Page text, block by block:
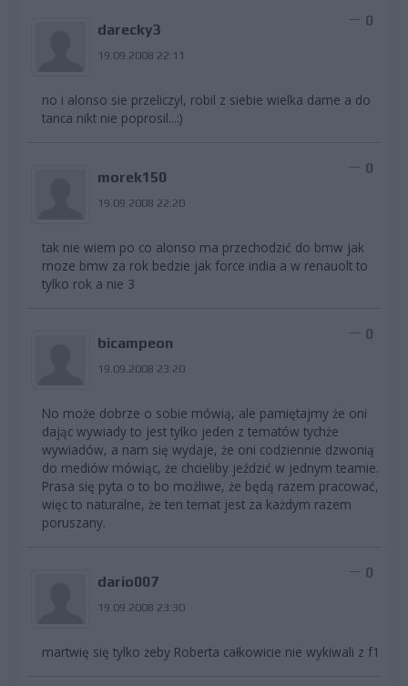
darecky3
19.09.2008 22:11
0
no i alonso sie przeliczyl, robil z siebie wielka dame a do
tanca nikt nie poprosil...:)
morek150
19.09.2008 22:20
0
tak nie wiem po co alonso ma przechodzić do bmw jak
moze bmw za rok bedzie jak force india a w renauolt to
tylko rok a nie 3
bicampeon
19.09.2008 23:20
0
No może dobrze o sobie mówią, ale pamiętajmy że oni
dając wywiady to jest tylko jeden z tematów tychże
wywiadów, a nam się wydaje, że oni codziennie dzwonią
do mediów mówiąc, że chcieliby jeździć w jednym teamie.
Prasa się pyta o to bo możliwe, że będą razem pracować,
więc to naturalne, że ten temat jest za każdym razem
poruszany.
dario007
19.09.2008 23:30
0
martwię się tylko żeby Roberta całkowicie nie wykiwali z f1